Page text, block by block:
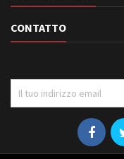
CONTATTO